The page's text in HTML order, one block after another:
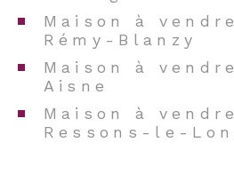
présentée par Adrien Marthon,
enregistré au RC de Soissons sous
Maison à
Rémy-Blanzy
Maison à
Aisne
Maison à
Ressons-le-